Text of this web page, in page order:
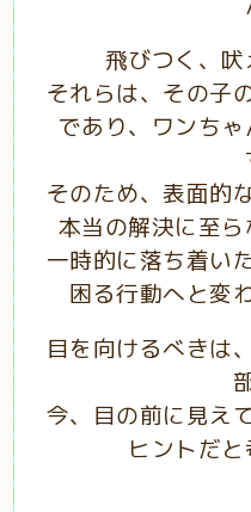
飛びつく、
それらは、その子
であり、ワンち
そのため、表面的
本当の解決に至ら
一時的に落ち着い
困る行動へと変
目を向けるべきは
今、目の前に見え
ヒントだと